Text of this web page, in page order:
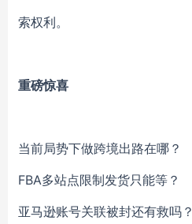
索权利。
重磅惊喜
当前局势下做跨境出路在哪？
FBA多站点限制发货只能等？
亚马逊账号关联被封还有救吗？